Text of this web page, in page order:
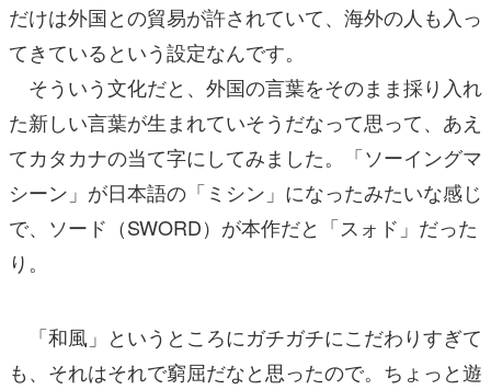
だけは外国との貿易が許されていて、海外の人も入っ
てきているという設定なんです。
そういう文化だと、外国の言葉をそのまま採り入れ
た新しい言葉が生まれていそうだなって思って、あえ
てカタカナの当て字にしてみました。「ソーイングマ
シーン」が日本語の「ミシン」になったみたいな感じ
で、ソード（SWORD）が本作だと「スォド」だった
り。
「和風」というところにガチガチにこだわりすぎて
も、それはそれで窮屈だなと思ったので。ちょっと遊